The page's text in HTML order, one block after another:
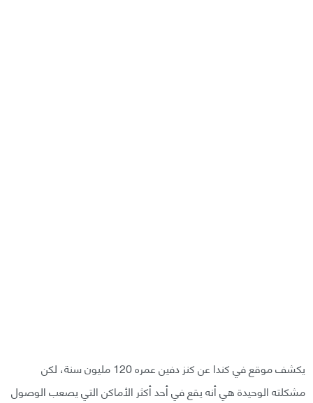
يكشف موقع في كندا عن كنز دفين عمره 120 مليون سنة، لكن
مشكلته الوحيدة هي أنه يقع في أحد أكثر الأماكن التي يصعب الوصول